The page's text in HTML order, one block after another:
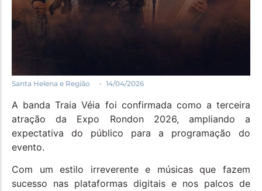
Santa Helena e Região - 14/04/2026
A banda Traia Véia foi confirmada como a terceira
atração da Expo Rondon 2026, ampliando a
expectativa do público para a programação do
evento.
Com um estilo irreverente e músicas que fazem
sucesso nas plataformas digitais e nos palcos de